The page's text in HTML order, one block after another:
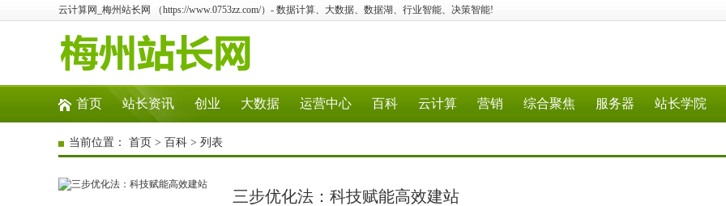
云计算网_梅州站长网 （https://www.0753zz.com/）- 数据计算、大数据、数据湖、行业智能、决策智能!
首页 站长资讯 创业 大数据 运营中心 百科 云计算 营销 综合聚焦 服务器 站长学院
当前位置： 首页 > 百科 > 列表
三步优化法：科技赋能高效建站